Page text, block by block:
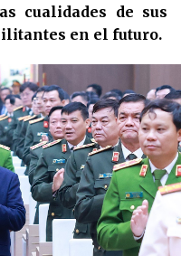
cualidades de sus
en el futuro.